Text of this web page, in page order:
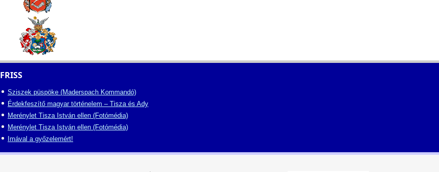
FRISS
Sziszek püspöke (Maderspach Kommandó)
Érdekfeszítő magyar történelem – Tisza és Ady
Merénylet Tisza István ellen (Fotómédia)
Merénylet Tisza István ellen (Fotómédia)
Imával a győzelemért!